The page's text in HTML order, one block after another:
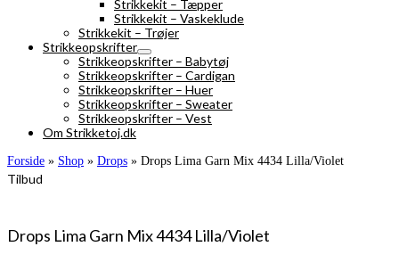
Strikkekit – Tæpper
Strikkekit – Vaskeklude
Strikkekit – Trøjer
Strikkeopskrifter
Strikkeopskrifter – Babytøj
Strikkeopskrifter – Cardigan
Strikkeopskrifter – Huer
Strikkeopskrifter – Sweater
Strikkeopskrifter – Vest
Om Strikketoj.dk
Forside » Shop » Drops » Drops Lima Garn Mix 4434 Lilla/Violet
Tilbud
Drops Lima Garn Mix 4434 Lilla/Violet